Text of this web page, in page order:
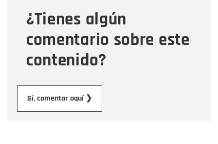
¿Tienes algún
comentario sobre este
contenido?
Sí, comentar aquí ❯
Mensaje